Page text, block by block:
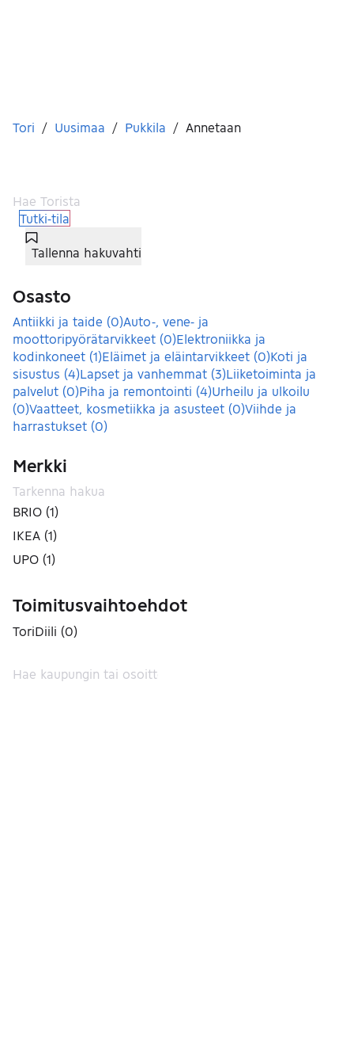
Olet tässä
Tori / Uusimaa / Pukkila / Annetaan
Ei tuloksia
Tutki-tila
Tallenna hakuvahti
Suodattimet
Osasto
Antiikki ja taide (0)Auto-, vene- ja
moottoripyörätarvikkeet (0)Elektroniikka ja
kodinkoneet (1)Eläimet ja eläintarvikkeet (0)Koti ja
sisustus (4)Lapset ja vanhemmat (3)Liiketoiminta ja
palvelut (0)Piha ja remontointi (4)Urheilu ja ulkoilu
(0)Vaatteet, kosmetiikka ja asusteet (0)Viihde ja
harrastukset (0)
Merkki
BRIO (1)
IKEA (1)
UPO (1)
Toimitusvaihtoehdot
ToriDiili (0)